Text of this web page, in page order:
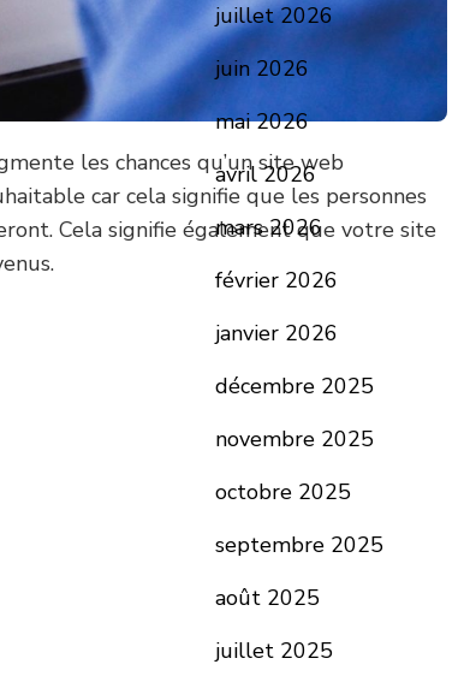
les chances qu’un site web
car cela signifie que les personnes
Cela signifie également que votre site
juillet 2026
juin 2026
mai 2026
avril 2026
mars 2026
février 2026
janvier 2026
décembre 2025
novembre 2025
octobre 2025
septembre 2025
août 2025
juillet 2025